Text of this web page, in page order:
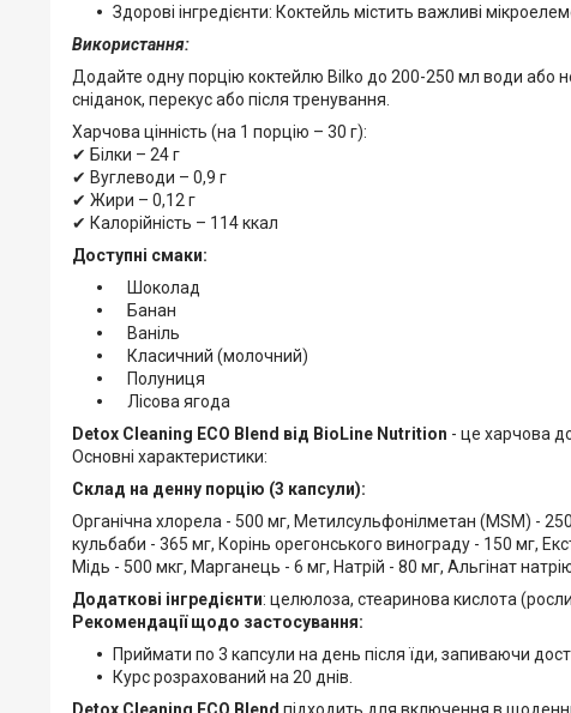
Здорові інгредієнти: Коктейль містить важливі
Використання:
Додайте одну порцію коктейлю Bilko до 200-250 мл води або
сніданок, перекус або після тренування.
Харчова цінність (на 1 порцію – 30 г):
✔ Білки – 24 г
✔ Вуглеводи – 0,9 г
✔ Жири – 0,12 г
✔ Калорійність – 114 ккал
Доступні смаки:
Шоколад
Банан
Ваніль
Класичний (молочний)
Полуниця
Лісова ягода
Detox Cleaning ECO Blend від BioLine Nutrition - це харчова
Основні характеристики:
Склад на денну порцію (3 капсули):
Органічна хлорела - 500 мг, Метилсульфонілметан (MSM) -
кульбаби - 365 мг, Корінь орегонського винограду - 150 мг,
Мідь - 500 мкг, Марганець - 6 мг, Натрій - 80 мг, Альгінат
Додаткові інгредієнти: целюлоза, стеаринова кислота
Рекомендації щодо застосування:
Приймати по 3 капсули на день після їди, запиваючи
Курс розрахований на 20 днів.
Detox Cleaning ECO Blend підходить для включення в